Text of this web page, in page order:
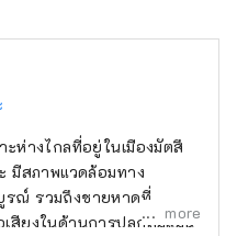
ะห่างไกลที่อยู่ในเมืองมัตสึ
มีสภาพแวดล้อมทาง
รณ์ รวมถึงชายหาดที่
สียงในด้านการปลูกส้มแมน
more